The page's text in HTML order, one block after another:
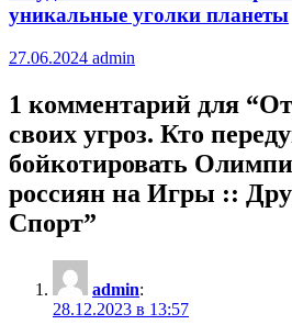
уникальные уголки планеты
27.06.2024 admin
1 комментарий для “
своих угроз. Кто
бойкотировать
россиян на Игры ::
Спорт”
admin:
28.12.2023 в 13:57